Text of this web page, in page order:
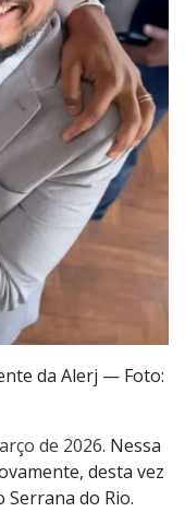
da Alerj — Foto:
de 2026. Nessa
desta vez
Serrana do Rio.